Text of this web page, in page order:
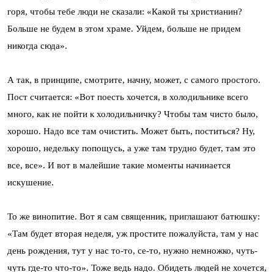
горя, чтобы тебе люди не сказали: «Какой ты христианин?
Больше не будем в этом храме. Уйдем, больше не придем
никогда сюда».
А так, в принципе, смотрите, начну, может, с самого простого.
Пост считается: «Вот поесть хочется, в холодильнике всего
много, как не пойти к холодильничку? Чтобы там чисто было,
хорошо. Надо все там очистить. Может быть, поститься? Ну,
хорошо, недельку попощусь, а уже там трудно будет, там это
все, все». И вот в малейшие такие моменты начинается
искушение.
То же винопитие. Вот я сам священник, приглашают батюшку:
«Там будет вторая неделя, уж простите пожалуйста, там у нас
день рождения, тут у нас то-то, се-то, нужно немножко, чуть-
чуть где-то что-то». Тоже ведь надо. Обидеть людей не хочется,